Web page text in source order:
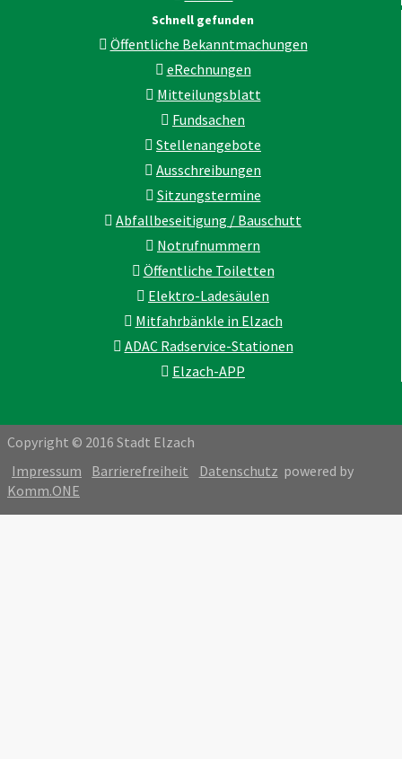
Schnell gefunden
Öffentliche Bekanntmachungen
eRechnungen
Mitteilungsblatt
Fundsachen
Stellenangebote
Ausschreibungen
Sitzungstermine
Abfallbeseitigung / Bauschutt
Notrufnummern
Öffentliche Toiletten
Elektro-Ladesäulen
Mitfahrbänkle in Elzach
ADAC Radservice-Stationen
Elzach-APP
Copyright © 2016 Stadt Elzach
Impressum
Barrierefreiheit Datenschutz powered by
Komm.ONE